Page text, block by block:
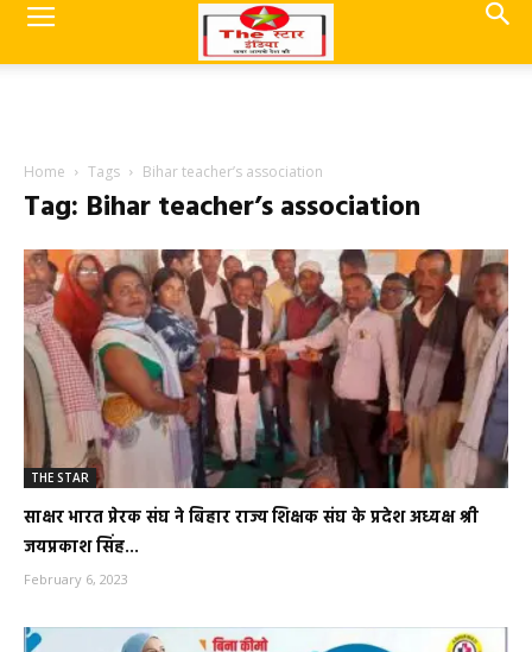
Home Tags Bihar teacher’s association
Tag: Bihar teacher’s association
THE STAR
साक्षर भारत प्रेरक संघ ने बिहार राज्य शिक्षक संघ के प्रदेश अध्यक्ष श्री
जयप्रकाश सिंह...
February 6, 2023